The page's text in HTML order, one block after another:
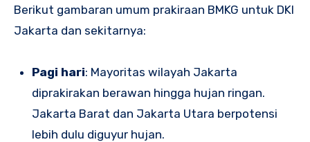
Berikut gambaran umum prakiraan BMKG untuk DKI
Jakarta dan sekitarnya:
Pagi hari: Mayoritas wilayah Jakarta
diprakirakan berawan hingga hujan ringan.
Jakarta Barat dan Jakarta Utara berpotensi
lebih dulu diguyur hujan.